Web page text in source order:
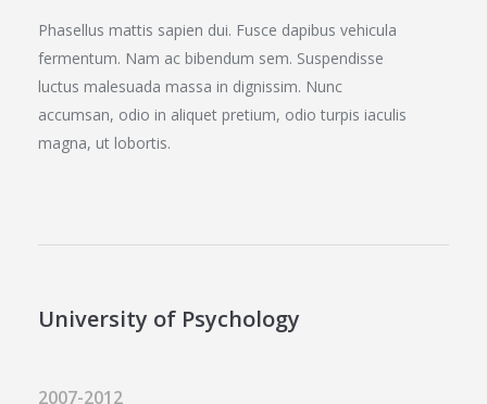
Phasellus mattis sapien dui. Fusce dapibus vehicula
fermentum. Nam ac bibendum sem. Suspendisse
luctus malesuada massa in dignissim. Nunc
accumsan, odio in aliquet pretium, odio turpis iaculis
magna, ut lobortis.
University of Psychology
2007-2012